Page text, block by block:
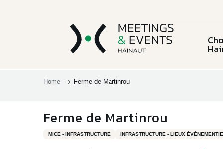
Charleroi & sa
région
Lieux et activités
province du
Hainaut
Home Ferme de Martinrou
Ferme de Martinrou
MICE - INFRASTRUCTURE INFRASTRUCTURE - LIEUX